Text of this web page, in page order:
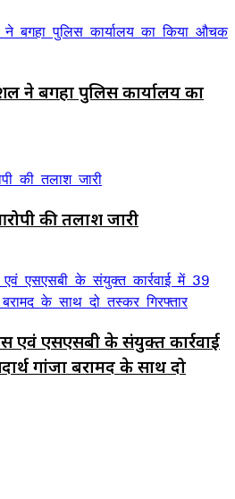
ने बगहा पुलिस कार्यालय का
की तलाश जारी
एवं एसएसबी के संयुक्त कार्रवाई
गांजा बरामद के साथ दो